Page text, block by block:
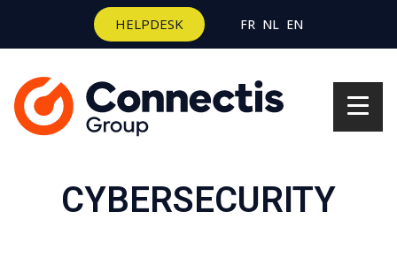
HELPDESK FR NL EN
CYBERSECURITY